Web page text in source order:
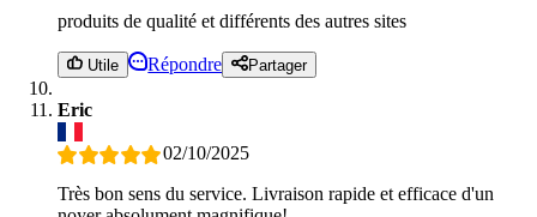
produits de qualité et différents des autres sites
Utile Répondre Partager
Eric
02/10/2025
Très bon sens du service. Livraison rapide et efficace d'un